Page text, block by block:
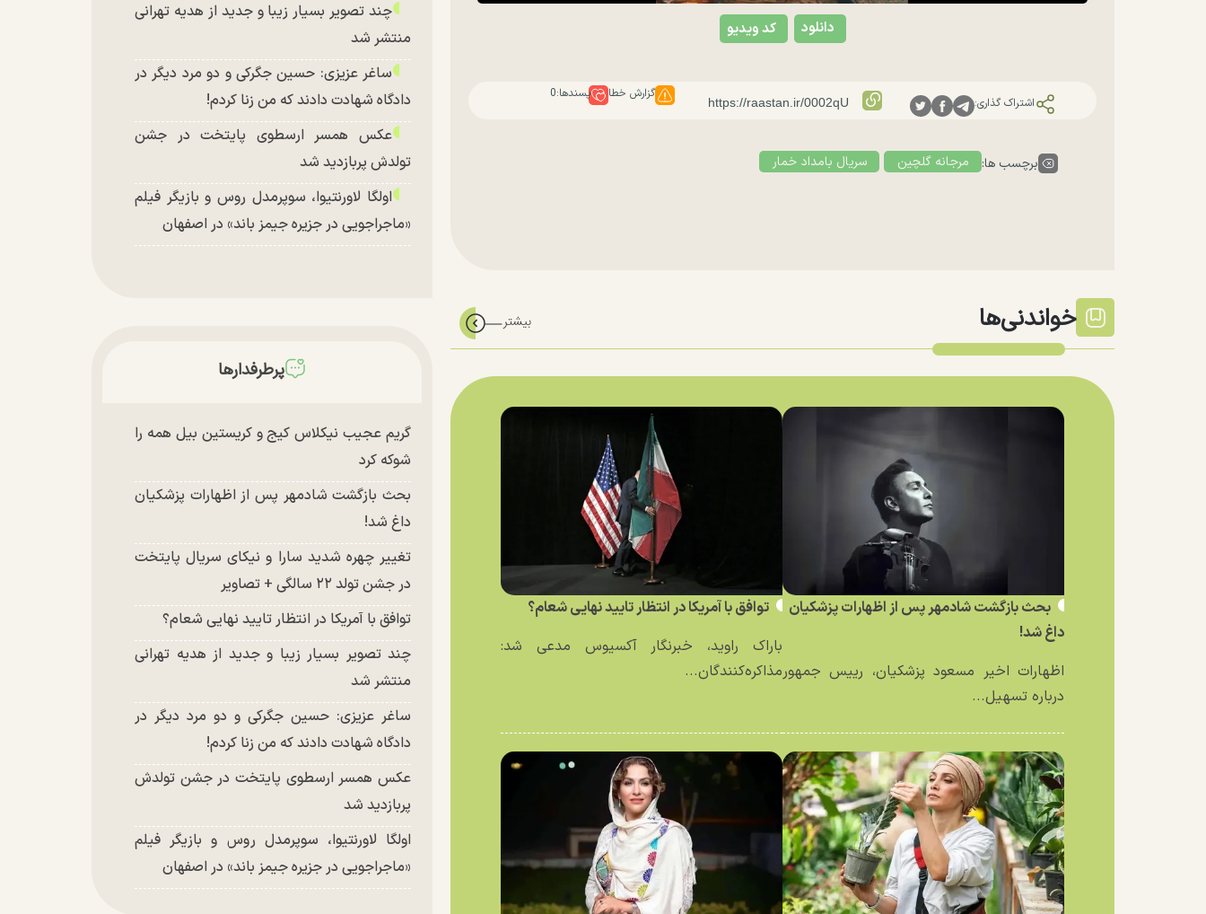
کد ویدیو دانلود
اشتراک گذاری:
گزارش خطا پسندها:0
برچسب ها: مرجانه گلچین سریال بامداد خمار
خواندنی‌ها
بحث بازگشت شادمهر پس از اظهارات پزشکیان
داغ شد!
اظهارات اخیر مسعود پزشکیان، رییس جمهور
درباره تسهیل...
توافق با آمریکا در انتظار تایید نهایی شعام؟
باراک راوید، خبرنگار آکسیوس مدعی شد:
مذاکره‌کنندگان...
چند تصویر بسیار زیبا و جدید از هدیه تهرانی
منتشر شد
ساغر عزیزی: حسین جگرکی و دو مرد دیگر در
دادگاه شهادت دادند که من زنا کردم!
عکس همسر ارسطوی پایتخت در جشن
تولدش پربازدید شد
اولگا لاورنتیوا، سوپرمدل روس و بازیگر فیلم
«ماجراجویی در جزیره جیمز باند» در اصفهان
پرطرفدارها
گریم عجیب نیکلاس کیج و کریستین بیل همه را
شوکه کرد
بحث بازگشت شادمهر پس از اظهارات پزشکیان
داغ شد!
تغییر چهره شدید سارا و نیکای سریال پایتخت
در جشن تولد ۲۲ سالگی + تصاویر
توافق با آمریکا در انتظار تایید نهایی شعام؟
چند تصویر بسیار زیبا و جدید از هدیه تهرانی
منتشر شد
ساغر عزیزی: حسین جگرکی و دو مرد دیگر در
دادگاه شهادت دادند که من زنا کردم!
عکس همسر ارسطوی پایتخت در جشن تولدش
پربازدید شد
اولگا لاورنتیوا، سوپرمدل روس و بازیگر فیلم
«ماجراجویی در جزیره جیمز باند» در اصفهان